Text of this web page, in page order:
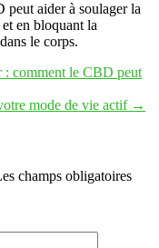
peut aider à soulager la
en bloquant la
le corps.
: comment le CBD peut
mode de vie actif →
champs obligatoires